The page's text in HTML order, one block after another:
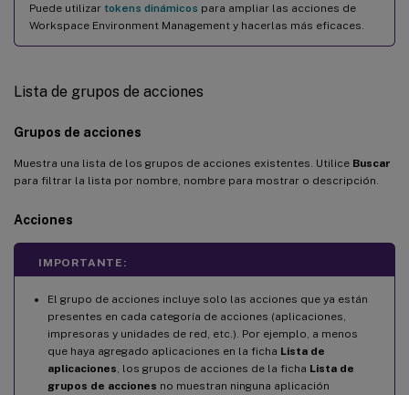
Puede utilizar tokens dinámicos para ampliar las acciones de
Workspace Environment Management y hacerlas más eficaces.
Lista de grupos de acciones
Grupos de acciones
Muestra una lista de los grupos de acciones existentes. Utilice Buscar
para filtrar la lista por nombre, nombre para mostrar o descripción.
Acciones
IMPORTANTE:
El grupo de acciones incluye solo las acciones que ya están
presentes en cada categoría de acciones (aplicaciones,
impresoras y unidades de red, etc.). Por ejemplo, a menos
que haya agregado aplicaciones en la ficha Lista de
aplicaciones , los grupos de acciones de la ficha Lista de
grupos de acciones no muestran ninguna aplicación